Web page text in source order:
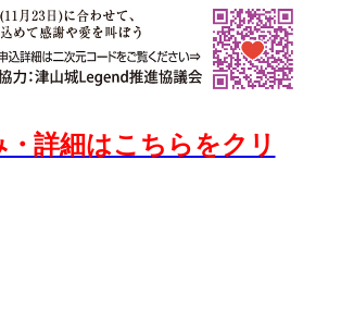
詳細はこちらをクリ